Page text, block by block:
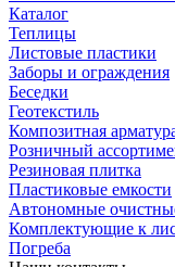
Каталог
Теплицы
Листовые пластики
Заборы и ограждения
Беседки
Геотекстиль
Композитная
Розничный
Резиновая плитка
Пластиковые емкости
Автономные
Комплектующие к
Погреба